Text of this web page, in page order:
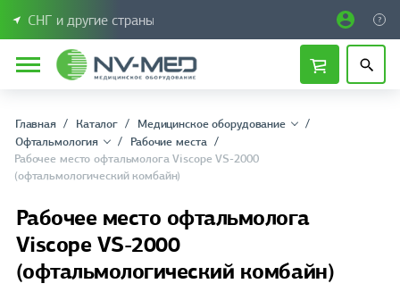
СНГ и другие страны
Главная Каталог
Медицинское оборудование
Офтальмология
Рабочие места
Рабочее место офтальмолога Viscope VS-2000
(офтальмологический комбайн)
Рабочее место офтальмолога
Viscope VS-2000
(офтальмологический комбайн)